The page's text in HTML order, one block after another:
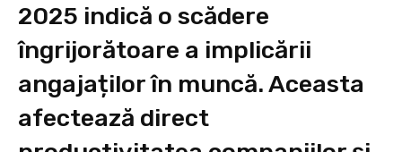
2025 indică o scădere
îngrijorătoare a implicării
angajaților în muncă. Aceasta
afectează direct